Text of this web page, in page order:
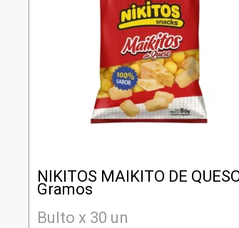
NIKITOS MAIKITO DE
Gramos
Bulto x 30 un